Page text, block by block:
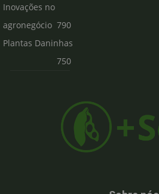
Inovações no
agronegócio 790
Plantas Daninhas
750